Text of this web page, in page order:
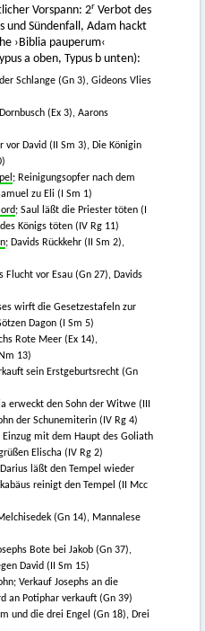
Vorspann: 2r Verbot des
und Sündenfall, Adam hackt
›Biblia pauperum‹
a oben, Typus b unten):
Schlange (Gn 3), Gideons Vlies
(Ex 3), Aarons
vor David (II Sm 3), Die Königin
; Reinigungsopfer nach dem
zu Eli (I Sm 1)
; Saul läßt die Priester töten (I
Königs töten (IV Rg 11)
; Davids Rückkehr (II Sm 2),
Flucht vor Esau (Gn 27), Davids
wirft die Gesetzestafeln zur
Dagon (I Sm 5)
Rote Meer (Ex 14),
13)
sein Erstgeburtsrecht (Gn
erweckt den Sohn der Witwe (III
der Schunemiterin (IV Rg 4)
Einzug mit dem Haupt des Goliath
Elischa (IV Rg 2)
läßt den Tempel wieder
reinigt den Tempel (II Mcc
(Gn 14), Mannalese
Bote bei Jakob (Gn 37),
David (II Sm 15)
Verkauf Josephs an die
an Potiphar verkauft (Gn 39)
und die drei Engel (Gn 18), Drei